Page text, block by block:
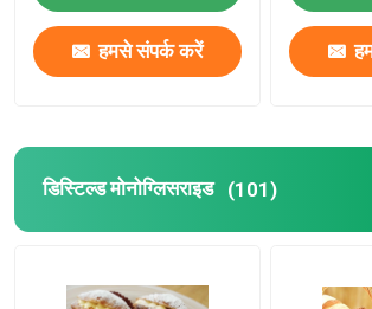
हमसे संपर्क करें
डिस्टिल्ड मोनोग्लिसराइड (101)